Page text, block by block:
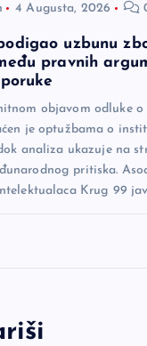
4 Augusta, 2026
uzbunu
pravnih
objavom odluke o
je optužbama o
analiza ukazuje na
pritiska.
Krug 99